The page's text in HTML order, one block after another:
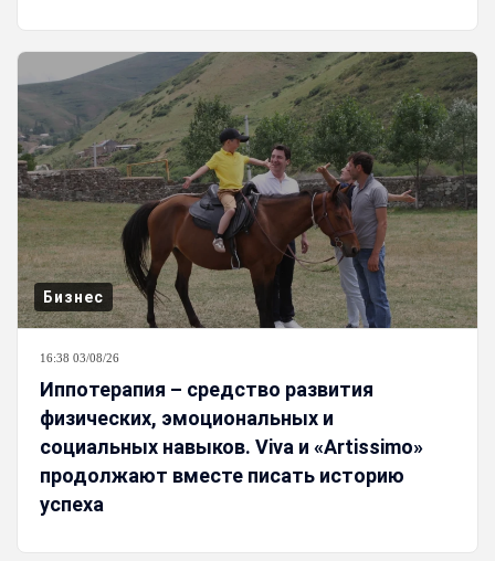
Бизнес
16:38 03/08/26
Иппотерапия – средство развития
физических, эмоциональных и
социальных навыков. Viva и «Artissimo»
продолжают вместе писать историю
успеха